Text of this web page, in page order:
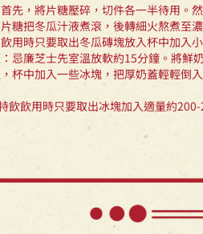
先，將片糖壓碎，切件各一半待用。
糖把冬瓜汁液煮滾，後轉細火熬煮至
用時只要取出冬瓜磚塊放入杯中加入
忌廉芝士先室溫放軟約15分鐘。將鮮
杯中加入一些冰塊，把厚奶蓋輕輕倒
飲飲用時只要取出冰塊加入適量約